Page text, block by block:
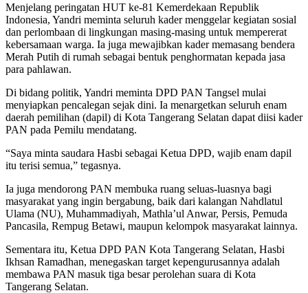
Menjelang peringatan HUT ke-81 Kemerdekaan Republik
Indonesia, Yandri meminta seluruh kader menggelar kegiatan sosial
dan perlombaan di lingkungan masing-masing untuk mempererat
kebersamaan warga. Ia juga mewajibkan kader memasang bendera
Merah Putih di rumah sebagai bentuk penghormatan kepada jasa
para pahlawan.
Di bidang politik, Yandri meminta DPD PAN Tangsel mulai
menyiapkan pencalegan sejak dini. Ia menargetkan seluruh enam
daerah pemilihan (dapil) di Kota Tangerang Selatan dapat diisi kader
PAN pada Pemilu mendatang.
“Saya minta saudara Hasbi sebagai Ketua DPD, wajib enam dapil
itu terisi semua,” tegasnya.
Ia juga mendorong PAN membuka ruang seluas-luasnya bagi
masyarakat yang ingin bergabung, baik dari kalangan Nahdlatul
Ulama (NU), Muhammadiyah, Mathla’ul Anwar, Persis, Pemuda
Pancasila, Rempug Betawi, maupun kelompok masyarakat lainnya.
Sementara itu, Ketua DPD PAN Kota Tangerang Selatan, Hasbi
Ikhsan Ramadhan, menegaskan target kepengurusannya adalah
membawa PAN masuk tiga besar perolehan suara di Kota
Tangerang Selatan.